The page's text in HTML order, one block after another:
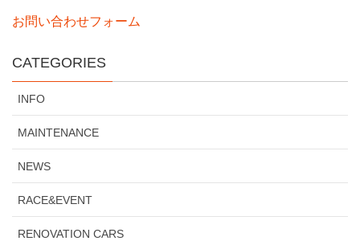
お問い合わせフォーム
CATEGORIES
INFO
MAINTENANCE
NEWS
RACE&EVENT
RENOVATION CARS